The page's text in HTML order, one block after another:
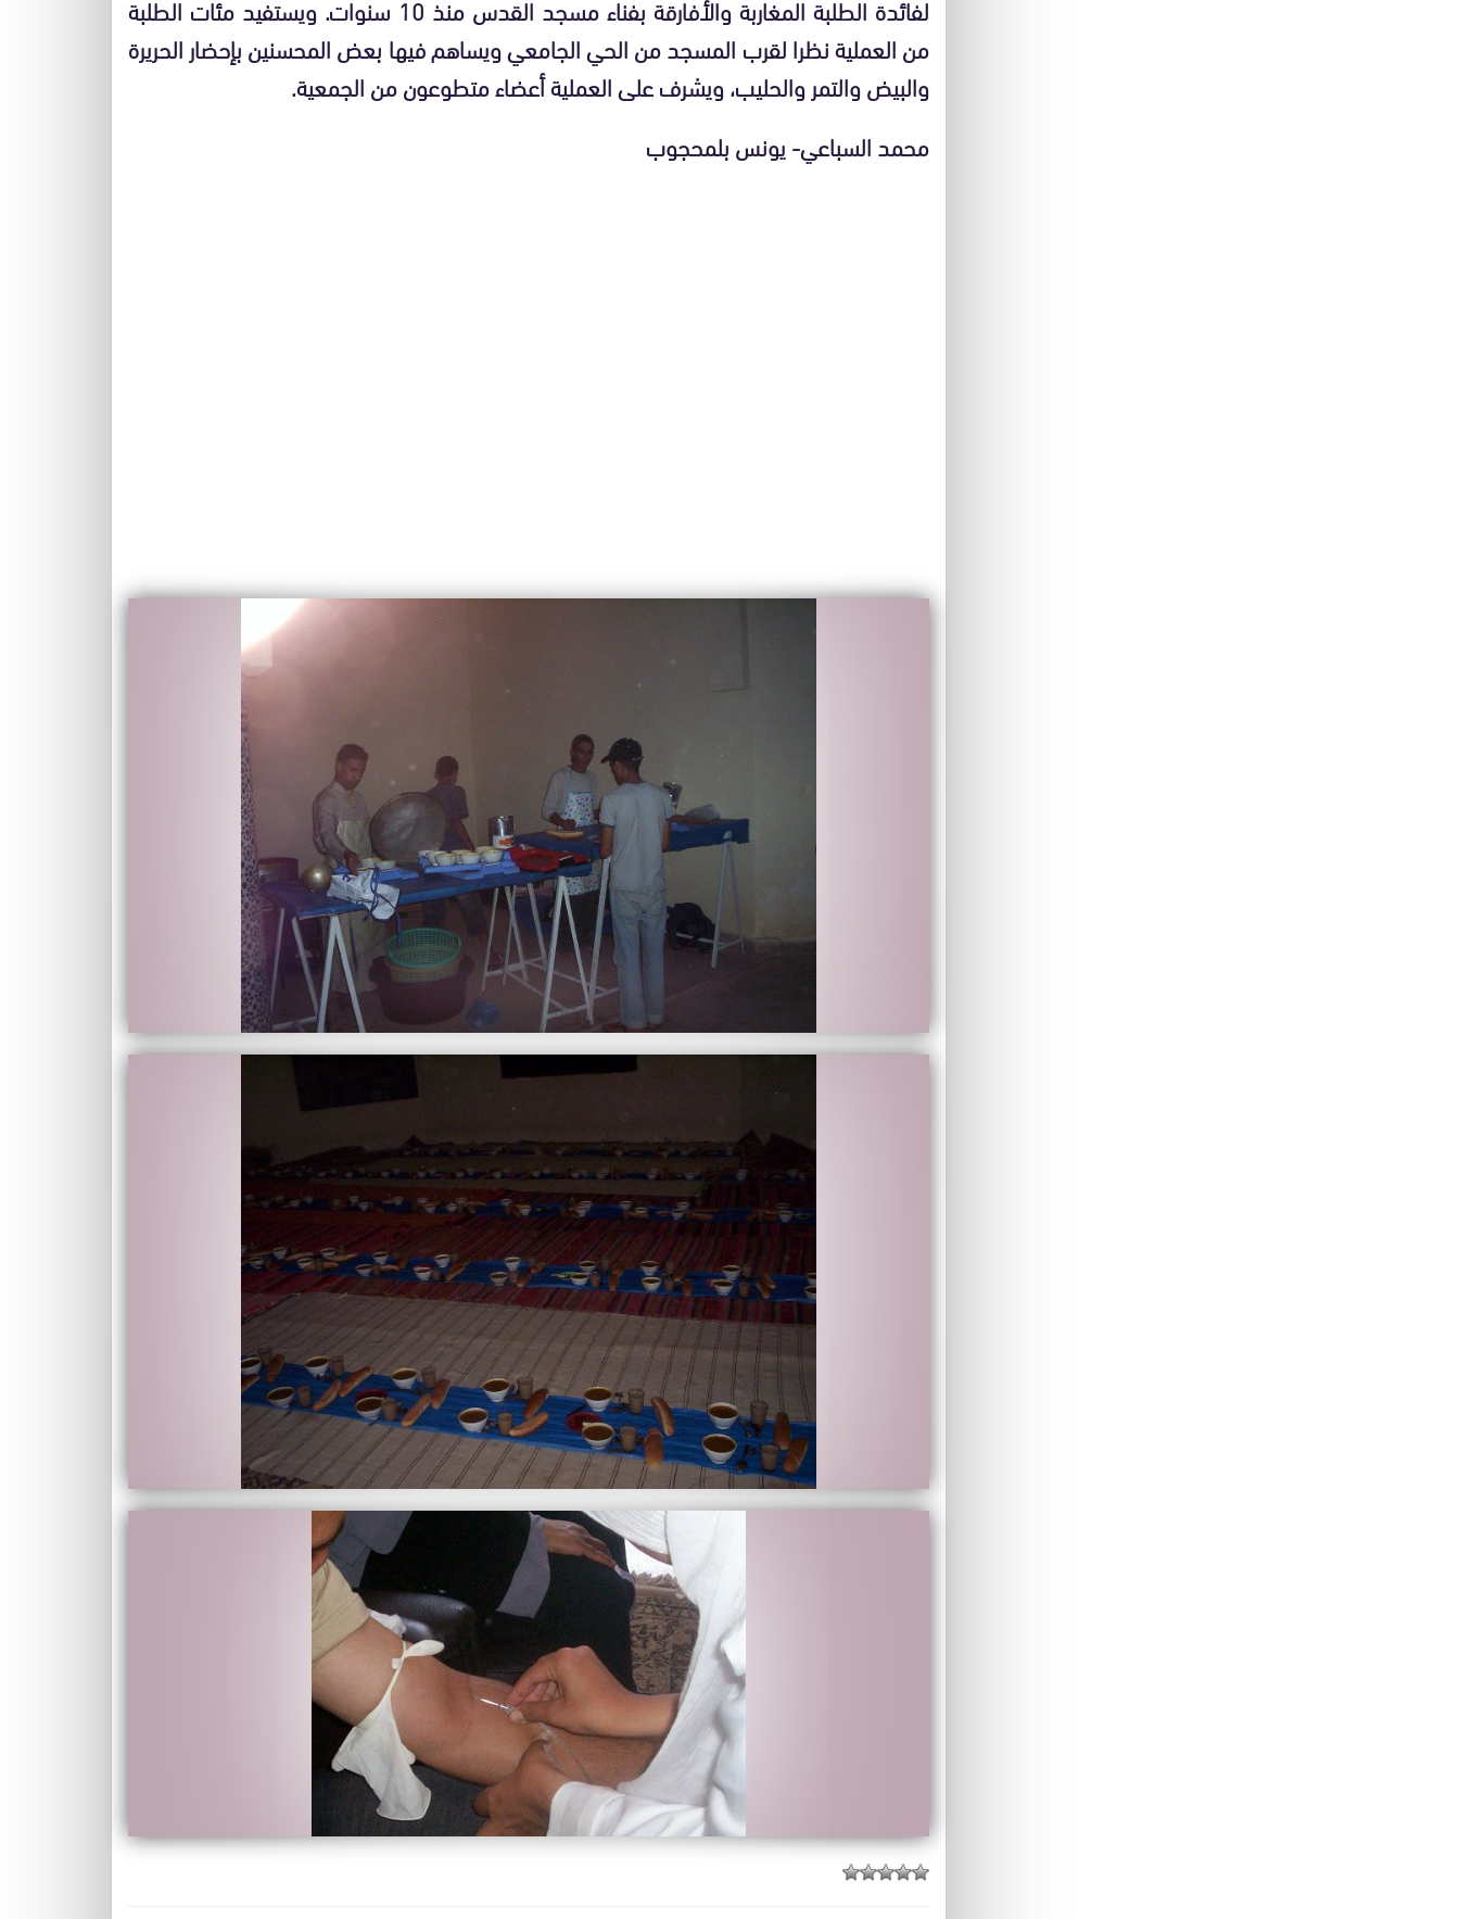
لفائدة الطلبة المغاربة والأفارقة بفناء مسجد القدس منذ 10 سنوات. ويستفيد مئات الطلبة
من العملية نظرا لقرب المسجد من الحي الجامعي ويساهم فيها بعض المحسنين بإحضار الحريرة
والبيض والتمر والحليب، ويشرف على العملية أعضاء متطوعون من الجمعية.
محمد السباعي- يونس بلمحجوب